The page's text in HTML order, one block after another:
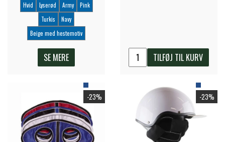
Hvid Lyserød Army
Pink
Turkis
Navy
Beige med hestemotiv
SE MERE TILFØJ TIL KURV
-23% -23%